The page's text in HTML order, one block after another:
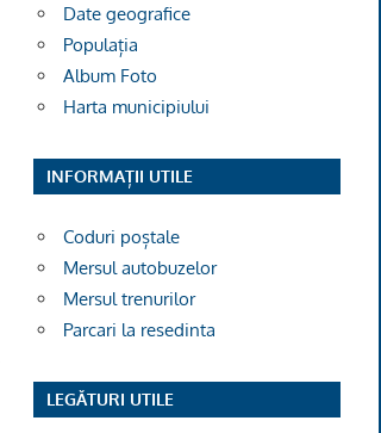
Date geografice
Populația
Album Foto
Harta municipiului
INFORMAȚII UTILE
Coduri poștale
Mersul autobuzelor
Mersul trenurilor
Parcari la resedinta
LEGĂTURI UTILE